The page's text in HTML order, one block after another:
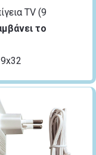
TV (9
το